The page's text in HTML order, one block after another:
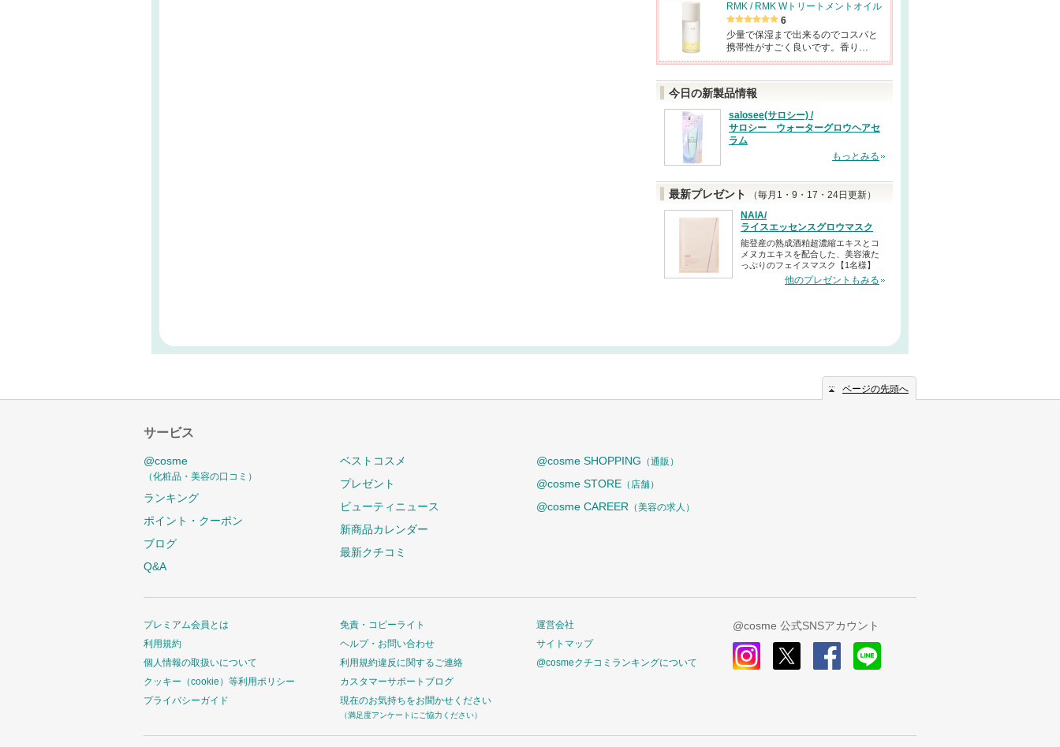
RMK / RMK Wトリートメントオイル
6
少量で保湿まで出来るのでコスパと
携帯性がすごく良いです。香り…
今日の新製品情報
salosee(サロシー) /
サロシー ウォーターグロウヘアセ
ラム
もっとみる
最新プレゼント
（毎月1・9・17・24日更新）
NAIA/
ライスエッセンスグロウマスク
能登産の熟成酒粕超濃縮エキスとコ
メヌカエキスを配合した、美容液た
っぷりのフェイスマスク【1名様】
他のプレゼントもみる
ページの先頭へ
サービス
@cosme
（化粧品・美容の口コミ）
ランキング
ポイント・クーポン
ブログ
Q&A
ベストコスメ
プレゼント
ビューティニュース
新商品カレンダー
最新クチコミ
@cosme SHOPPING （通販）
@cosme STORE （店舗）
@cosme CAREER （美容の求人）
プレミアム会員とは
利用規約
個人情報の取扱いについて
クッキー（cookie）等利用ポリシー
プライバシーガイド
免責・コピーライト
ヘルプ・お問い合わせ
利用規約違反に関するご連絡
カスタマーサポートブログ
現在のお気持ちをお聞かせください
（満足度アンケートにご協力ください）
運営会社
サイトマップ
@cosmeクチコミランキングについて
@cosme 公式SNSアカウント